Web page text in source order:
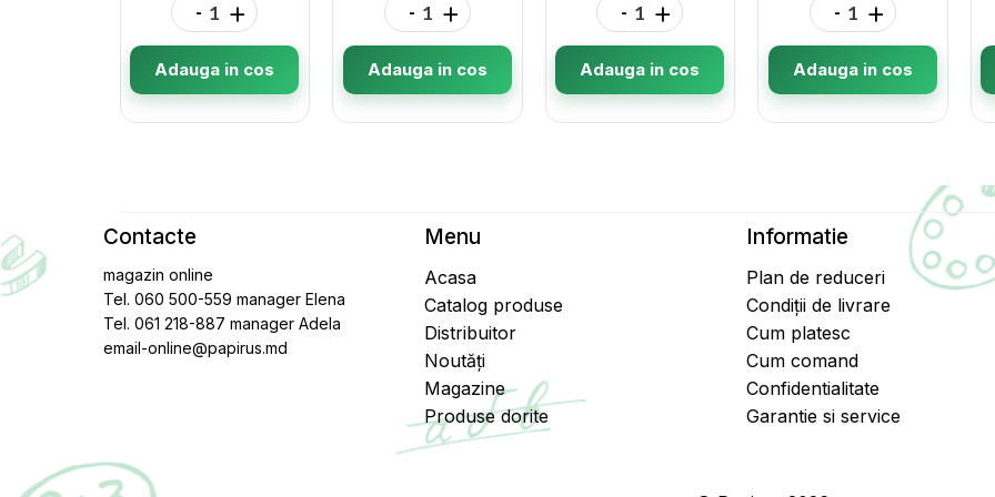
- +
Adauga in cos
- +
Adauga in cos
- +
Adauga in cos
- +
Adauga in cos
Contacte
magazin online
Tel. 060 500-559 manager Elena
Tel. 061 218-887 manager Adela
email-online@papirus.md
Menu
Acasa
Catalog produse
Distribuitor
Noutăți
Magazine
Produse dorite
Informatie
Plan de reduceri
Condiții de livrare
Cum platesc
Cum comand
Confidentialitate
Garantie si service